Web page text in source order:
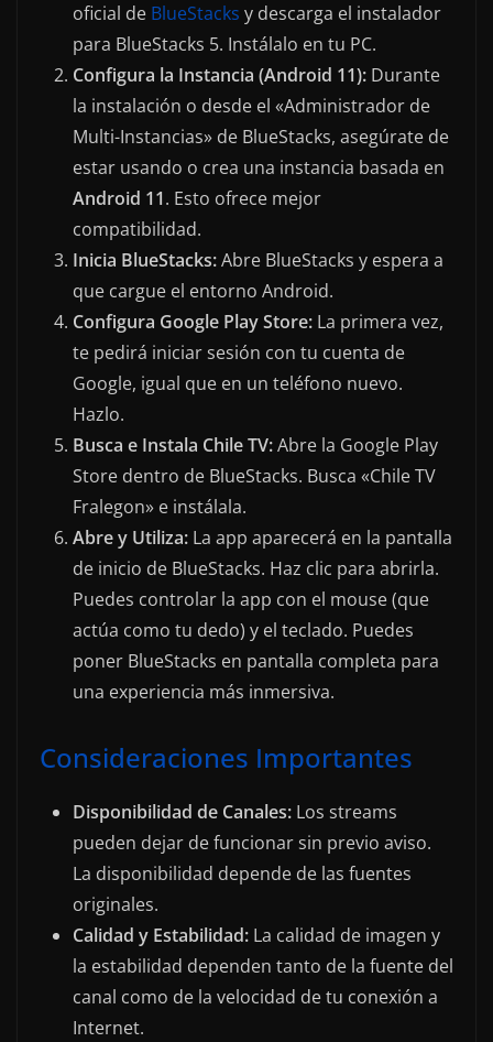
oficial de BlueStacks y descarga el instalador
para BlueStacks 5. Instálalo en tu PC.
Configura la Instancia (Android 11): Durante
la instalación o desde el «Administrador de
Multi-Instancias» de BlueStacks, asegúrate de
estar usando o crea una instancia basada en
Android 11. Esto ofrece mejor
compatibilidad.
Inicia BlueStacks:Abre BlueStacks y espera a
que cargue el entorno Android.
Configura Google Play Store: La primera vez,
te pedirá iniciar sesión con tu cuenta de
Google, igual que en un teléfono nuevo.
Hazlo.
Busca e Instala Chile TV:Abre la Google Play
Store dentro de BlueStacks. Busca «Chile TV
Fralegon» e instálala.
Abre y Utiliza: La app aparecerá en la pantalla
de inicio de BlueStacks. Haz clic para abrirla.
Puedes controlar la app con el mouse (que
actúa como tu dedo) y el teclado. Puedes
poner BlueStacks en pantalla completa para
una experiencia más inmersiva.
Consideraciones Importantes
Disponibilidad de Canales: Los streams
pueden dejar de funcionar sin previo aviso.
La disponibilidad depende de las fuentes
originales.
Calidad y Estabilidad: La calidad de imagen y
la estabilidad dependen tanto de la fuente del
canal como de la velocidad de tu conexión a
Internet.